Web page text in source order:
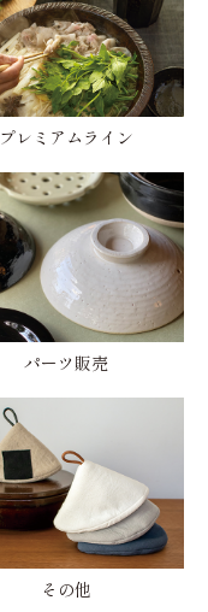
プレミアムライン
パーツ販売
その他